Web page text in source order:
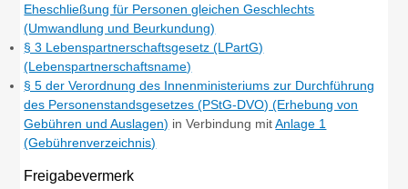
Eheschließung für Personen gleichen Geschlechts
(Umwandlung und Beurkundung)
§ 3 Lebenspartnerschaftsgesetz (LPartG)
(Lebenspartnerschaftsname)
§ 5 der Verordnung des Innenministeriums zur Durchführung
des Personenstandsgesetzes (PStG-DVO) (Erhebung von
Gebühren und Auslagen) in Verbindung mitAnlage 1
(Gebührenverzeichnis)
Freigabevermerk